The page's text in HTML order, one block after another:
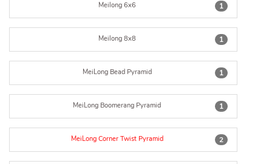
1
Meilong 6x6
1
Meilong 8x8
1
MeiLong Bead Pyramid
1
MeiLong Boomerang Pyramid
2
MeiLong Corner Twist Pyramid